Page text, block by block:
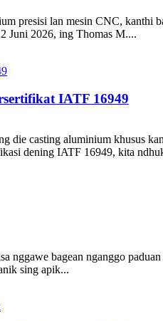
presisi lan mesin CNC, kanthi
Juni 2026, ing Thomas M....
IATF 16949
die casting aluminium khusus
dening IATF 16949, kita
nggawe bagean nganggo
sing apik...